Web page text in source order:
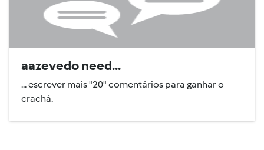
aazevedo need...
... escrever mais "20" comentários para ganhar o
crachá.